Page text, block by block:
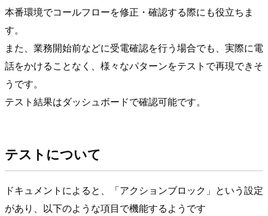
本番環境でコールフローを修正・確認する際にも役立ちま
す。
また、業務開始前などに受電確認を行う場合でも、実際に電
話をかけることなく、様々なパターンをテストで再現できそ
うです。
テスト結果はダッシュボードで確認可能です。
テストについて
ドキュメントによると、「アクションブロック」という設定
があり、以下のような項目で機能するようです